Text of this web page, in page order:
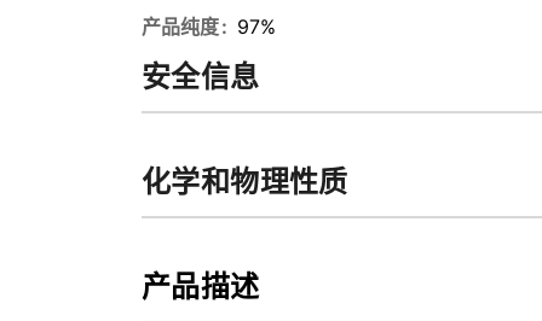
产品纯度 97%
安全信息
化学和物理性质
产品描述